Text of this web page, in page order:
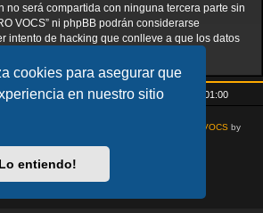
cookies para asegurar que
en nuestro sitio
entiendo!
no será compartida con ninguna tercera parte sin
VOCS” ni phpBB podrán considerarse
intento de hacking que conlleve a que los datos
Todos los horarios son UTC+01:00
VOCSby
phpBB® Forum Software © phpBB Limited